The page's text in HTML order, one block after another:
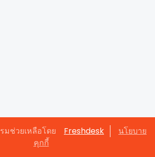
มช่วยเหลือโดย Freshdesk
นโยบาย
คุกกี้